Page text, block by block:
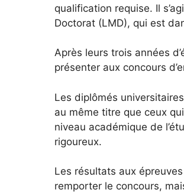
qualification requise. Il
Doctorat (LMD), qui est
Après leurs trois années
présenter aux concours
Les diplômés
au même titre que ceux
niveau académique de
rigoureux.
Les résultats aux
remporter le concours,